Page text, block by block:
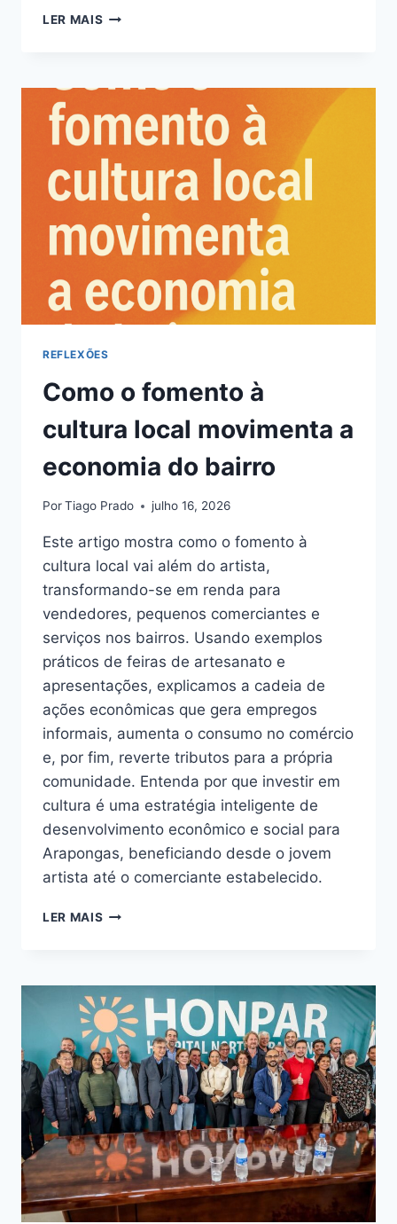
LER MAIS CARAVANA
ESTÁ
COM
APOIO
DA
REFLEXÕES
Como o fomento à
cultura local movimenta a
economia do bairro
PorTiago Prado julho 16, 2026
Este artigo mostra como o fomento à
cultura local vai além do artista,
transformando-se em renda para
vendedores, pequenos comerciantes e
serviços nos bairros. Usando exemplos
práticos de feiras de artesanato e
apresentações, explicamos a cadeia de
ações econômicas que gera empregos
informais, aumenta o consumo no comércio
e, por fim, reverte tributos para a própria
comunidade. Entenda por que investir em
cultura é uma estratégia inteligente de
desenvolvimento econômico e social para
Arapongas, beneficiando desde o jovem
artista até o comerciante estabelecido.
LER MAIS COMO
CULTURA
LOCAL
MOVIMENTA
A
ECONOMIA
DO
BAIRRO